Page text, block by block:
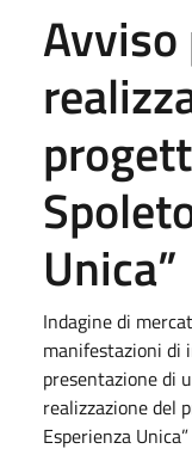
Unica”
Indagine di
manifestazioni di
presentazione di
realizzazione del
Esperienza